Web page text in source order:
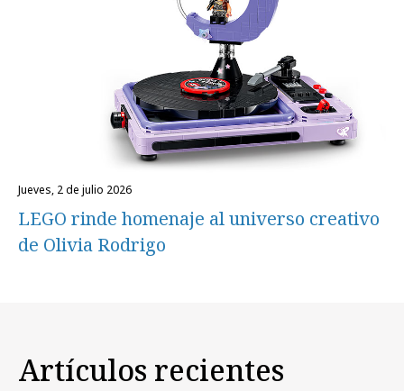
jueves, 2 de julio 2026
LEGO rinde homenaje al universo creativo
de Olivia Rodrigo
Artículos recientes